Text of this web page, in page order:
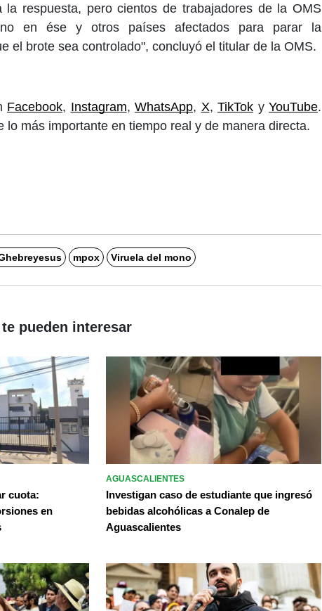
la respuesta, pero cientos de trabajadores de la OMS
en ése y otros países afectados para parar la
el brote sea controlado", concluyó el titular de la OMS.
Facebook, Instagram, WhatsApp, X, TikTok y YouTube.
lo más importante en tiempo real y de manera directa.
mpox Viruela del mono
pueden interesar
cuota:
en
AGUASCALIENTES
Investigan caso de estudiante que ingresó
bebidas alcohólicas a Conalep de
Aguascalientes